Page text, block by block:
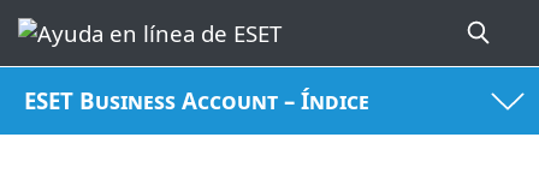
ESET Business Account – Índice